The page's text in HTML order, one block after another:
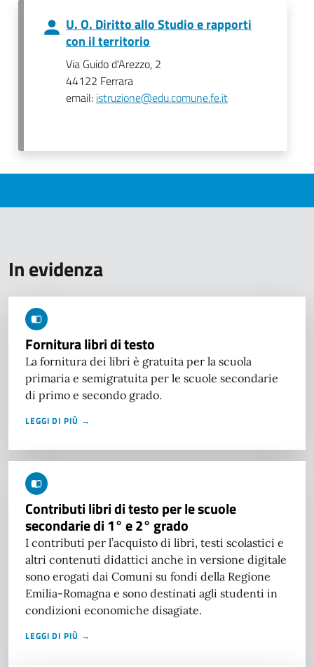
U. O. Diritto allo Studio e rapporti
con il territorio
Via Guido d'Arezzo, 2
44122 Ferrara
email: istruzione@edu.comune.fe.it
In evidenza
Fornitura libri di testo
La fornitura dei libri è gratuita per la scuola
primaria e semigratuita per le scuole secondarie
di primo e secondo grado.
LEGGI DI PIÙ →
Contributi libri di testo per le scuole
secondarie di 1° e 2° grado
I contributi per l’acquisto di libri, testi scolastici e
altri contenuti didattici anche in versione digitale
sono erogati dai Comuni su fondi della Regione
Emilia-Romagna e sono destinati agli studenti in
condizioni economiche disagiate.
LEGGI DI PIÙ →